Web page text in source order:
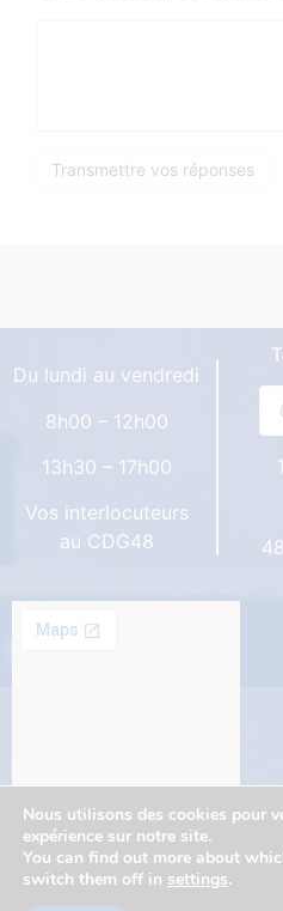
Du lundi au vendredi
8h00 – 12h00
13h30 – 17h00
Vos interlocuteurs
au CDG48
Nous utilisons des cookies pour
expérience sur notre site.
You can find out more about
switch them off in settings.